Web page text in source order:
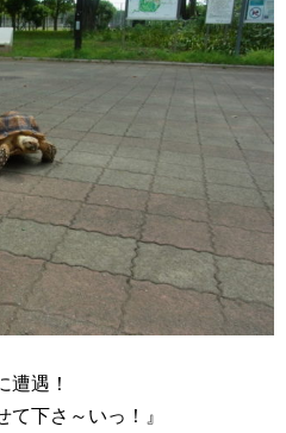
遭遇！
て下さ～いっ！』